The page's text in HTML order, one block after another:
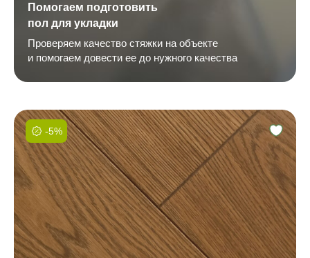
Помогаем подготовить
пол для укладки
Проверяем качество стяжки на объекте
и помогаем довести ее до нужного качества
-5%
Фаска:
Соединение:
Обработка:
Длина:
Ширина:
Толщина: